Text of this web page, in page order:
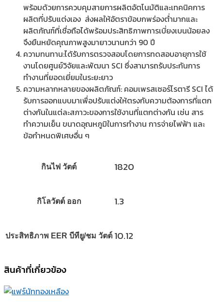
พร้อมด้วยการควบคุมสายการผลิตอัตโนมัติและเทคนิคการ
ผลิตที่ปรับแต่งเอง ส่งผลให้อัตราข้อบกพร่องต่ำมากและ
ผลิตภัณฑ์ที่เชื่อถือได้พร้อมประสิทธิภาพการเบี่ยงเบนน้อยลง
จึงยืนหยัดคุณภาพสูงมายาวนานกว่า 90 ปี
ความทนทาน:ได้รับการตรวจสอบโดยการทดสอบอายุการใช้
งานโดยศูนย์วิจัยและพัฒนา SCI ซึ่งสามารถรับประกันการ
ทำงานที่ยอดเยี่ยมในระยะยาว
ความหลากหลายของผลิตภัณฑ์: คอมเพรสเซอร์โรตารี SCI ได้
รับการออกแบบมาเพื่อปรับแต่งให้ตรงกับความต้องการที่แตก
ต่างกันในแต่ละสภาวะของการใช้งานที่แตกต่างกัน เช่น สาร
ทำความเย็น ขนาดอุณหภูมิในการทำงาน การจ่ายไฟฟ้า และ
ข้อกำหนดพิเศษอื่น ๆ
กินไฟ วัตต์ 1820
กิโลวัตต์ ออก 1.3
ประสิทธิภาพ EER บีทียู/ชม วัตต์ 10.12
สินค้าที่เกี่ยวข้อง